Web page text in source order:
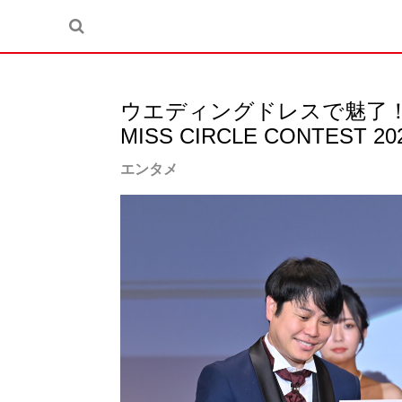
ウエディングドレスで魅了
MISS CIRCLE CONTEST
エンタメ